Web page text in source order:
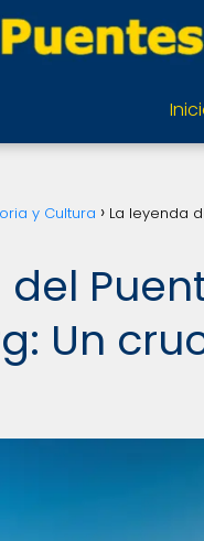
y Cultura
La leyenda
Un